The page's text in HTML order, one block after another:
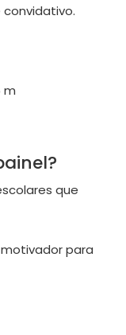
m
que
para